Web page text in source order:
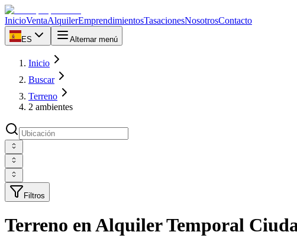
InicioVentaAlquilerEmprendimientosTasacionesNosotrosContacto
ES Alternar menú
Inicio
Buscar
Terreno
2 ambientes
Filtros
Terreno en Alquiler Temporal